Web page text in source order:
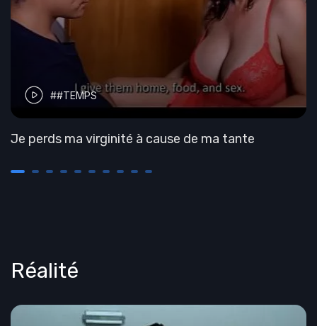
##TEMPS
Je perds ma virginité à cause de ma tante
Réalité